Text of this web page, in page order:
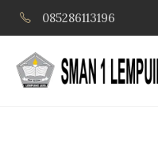
085286113196